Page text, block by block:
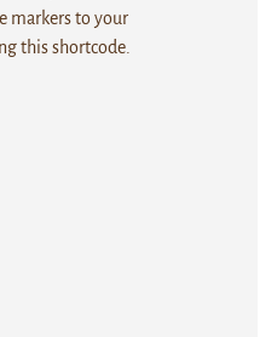
markers to your
this shortcode.